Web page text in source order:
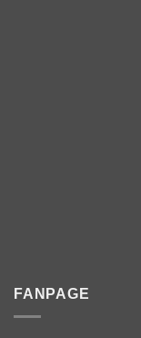
FANPAGE